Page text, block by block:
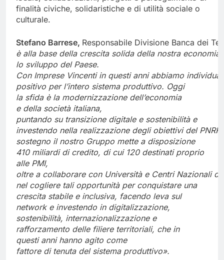
finalità civiche, solidaristiche e di utilità sociale o
culturale.
Stefano Barrese, Responsabile Divisione Banca dei
è alla base della crescita solida della nostra economia
lo sviluppo del Paese.
Con Imprese Vincenti in questi anni abbiamo
positivo per l’intero sistema produttivo. Oggi
la sfida è la modernizzazione dell’economia
e della società italiana,
puntando su transizione digitale e sostenibilitàe
investendo nella realizzazione degli obiettivi del PNRR,
sostegno il nostro Gruppo mette a disposizione
410 miliardi di credito, di cui 120 destinati proprio
alle PMI,
oltre a collaborare con Università e Centri Nazionali di
nel cogliere tali opportunità per conquistare una
crescita stabile e inclusiva, facendo leva sul
network e investendo in digitalizzazione,
sostenibilità, internazionalizzazione e
rafforzamento delle filiere territoriali, che in
questi anni hanno agito come
fattore di tenuta del sistema produttivo».